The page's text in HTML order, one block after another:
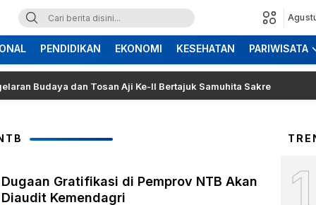
PENDIDIKAN EKONOMI KESEHATAN PARIWISATA
dan Tosan Aji Ke-II Bertajuk Samuhita Sakre
Dugaan Gratifikasi di Pemprov NTB Akan
Diaudit Kemendagri
1